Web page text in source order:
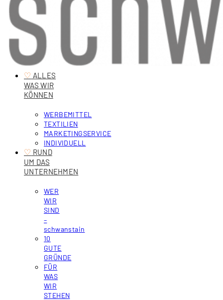
♡ ‎ ALLES
WAS WIR
KÖNNEN
WERBEMITTEL
TEXTILIEN
MARKETINGSERVICE
INDIVIDUELL
♡ ‎ RUND
UM DAS
UNTERNEHMEN
WER
WIR
SIND
–
schwanstain
10
GUTE
GRÜNDE
FÜR
WAS
WIR
STEHEN